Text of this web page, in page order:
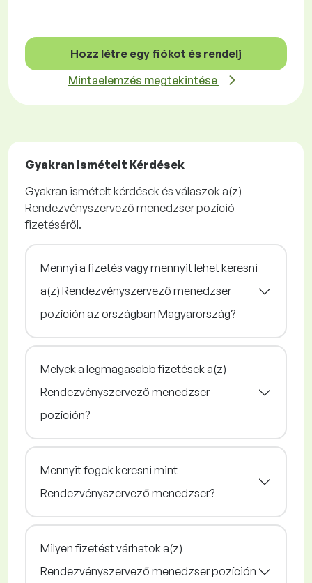
Hozz létre egy fiókot és rendelj
Mintaelemzés megtekintése
Gyakran Ismételt Kérdések
Gyakran ismételt kérdések és válaszok a(z)
Rendezvényszervező menedzser pozíció
fizetéséről.
Mennyi a fizetés vagy mennyit lehet keresni
a(z) Rendezvényszervező menedzser
pozíción az országban Magyarország?
Melyek a legmagasabb fizetések a(z)
Rendezvényszervező menedzser
pozíción?
Mennyit fogok keresni mint
Rendezvényszervező menedzser?
Milyen fizetést várhatok a(z)
Rendezvényszervező menedzser pozíción